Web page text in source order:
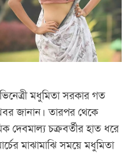
মধুমিতা সরকার গত
জানান। তারপর থেকে
দেবমাল্য চক্রবর্তীর হাত ধরে
মাঝামাঝি সময়ে মধুমিতা